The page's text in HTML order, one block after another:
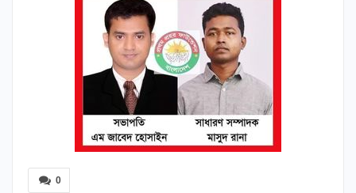
0